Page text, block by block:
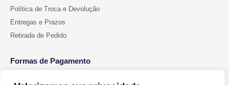
Política de Troca e Devolução
Entregas e Prazos
Retirada de Pedido
Formas de Pagamento